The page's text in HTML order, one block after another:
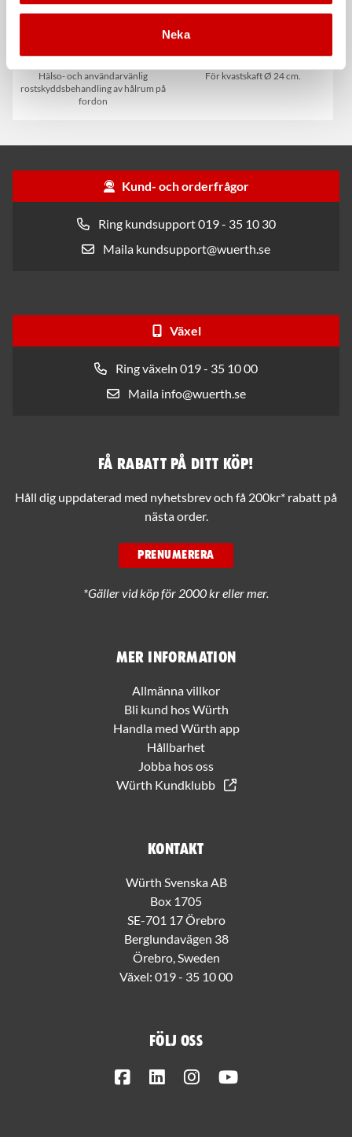
Neka
Hälso- och användarvänlig
rostskyddsbehandling av hålrum på
fordon
För kvastskaft Ø 24 cm.
Kund- och orderfrågor
Ring kundsupport 019 - 35 10 30
Maila kundsupport@wuerth.se
Växel
Ring växeln 019 - 35 10 00
Maila info@wuerth.se
Mer information
Allmänna villkor
Bli kund hos Würth
Handla med Würth app
Hållbarhet
Jobba hos oss
Würth Kundklubb
Kontakt
Würth Svenska AB
Box 1705
SE-701 17 Örebro
Berglundavägen 38
Örebro, Sweden
Växel: 019 - 35 10 00
Följ oss
FacebookLinkedInInstagram
Få rabatt på ditt köp!
Håll dig uppdaterad med nyhetsbrev och få 200kr* rabatt på
nästa order.
PRENUMERERA
*Gäller vid köp för 2000 kr eller mer.